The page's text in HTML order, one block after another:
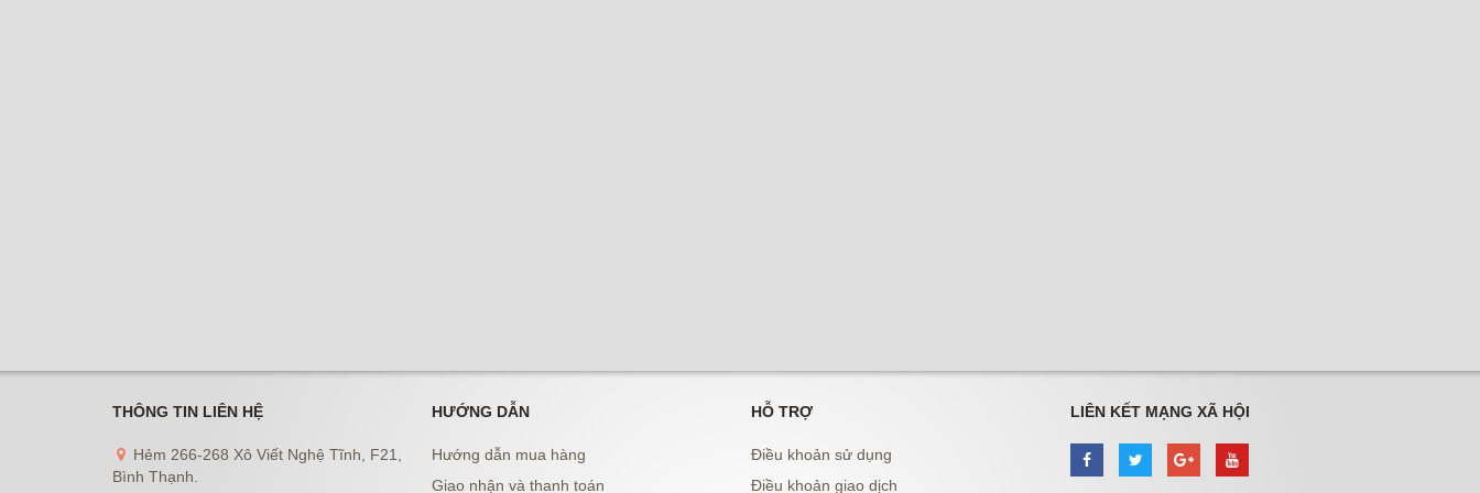
THÔNG TIN LIÊN HỆ
Hẻm 266-268 Xô Viết Nghệ Tĩnh, F21,
Bình Thạnh.
HƯỚNG DẪN
Hướng dẫn mua hàng
Giao nhận và thanh toán
HỖ TRỢ
Điều khoản sử dụng
Điều khoản giao dịch
LIÊN KẾT MẠNG XÃ HỘI